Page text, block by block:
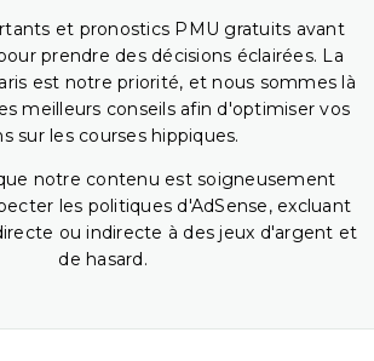
et pronostics PMU gratuits avant
prendre des décisions éclairées. La
est notre priorité, et nous sommes là
meilleurs conseils afin d'optimiser vos
sur les courses hippiques.
notre contenu est soigneusement
les politiques d'AdSense, excluant
ou indirecte à des jeux d'argent et
de hasard.